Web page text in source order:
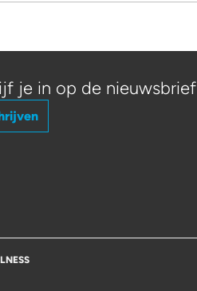
je in op de nieuwsbrief